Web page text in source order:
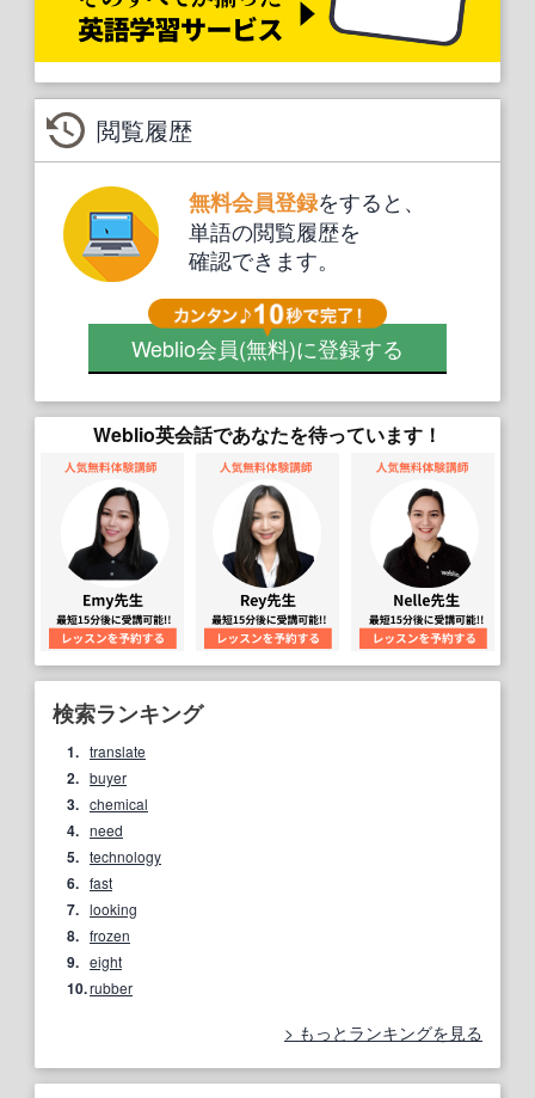
閲覧履歴
無料会員登録をすると、
単語の閲覧履歴を
確認できます。
Weblio会員(無料)に登録する
Weblio英会話であなたを待っています！
検索ランキング
1. translate
2. buyer
3. chemical
4. need
5. technology
6. fast
7. looking
8. frozen
9. eight
10.rubber
もっとランキングを見る